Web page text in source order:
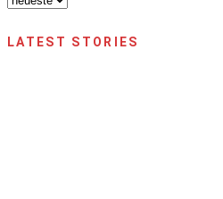
LATEST STORIES